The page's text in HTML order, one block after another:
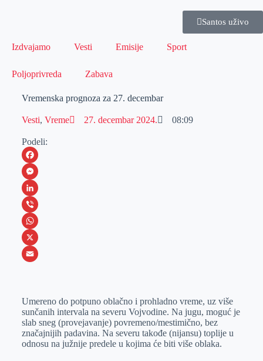
Santos uživo
Izdvajamo Vesti Emisije Sport
Poljoprivreda Zabava
Vremenska prognoza za 27. decembar
Vesti, Vreme 27. decembar 2024. 08:09
Podeli:
F
a
c
e
b
o
M
e
s
s
e
e
r
L
i
n
k
I
n
V
i
b
W
h
s
A
p
X
a
i
l
Umereno do potpuno oblačno i prohladno vreme, uz više
sunčanih intervala na severu Vojvodine. Na jugu, moguć je
slab sneg (provejavanje) povremeno/mestimično, bez
značajnijih padavina. Na severu takođe (nijansu) toplije u
odnosu na južnije predele u kojima će biti više oblaka.